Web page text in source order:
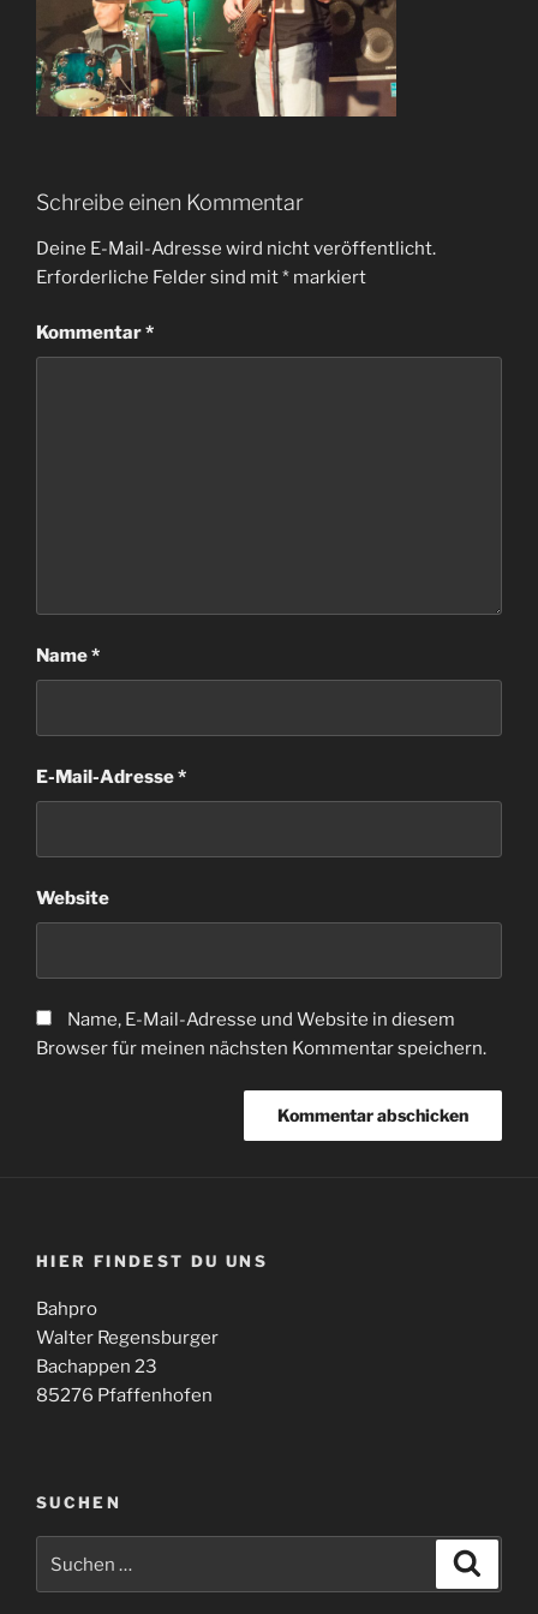
Schreibe einen Kommentar
Deine E-Mail-Adresse wird nicht veröffentlicht.
Erforderliche Felder sind mit* markiert
Kommentar*
Name*
E-Mail-Adresse*
Website
Name, E-Mail-Adresse und Website in diesem
Browser für meinen nächsten Kommentar speichern.
HIER FINDEST DU UNS
Bahpro
Walter Regensburger
Bachappen 23
85276 Pfaffenhofen
SUCHEN
nach: